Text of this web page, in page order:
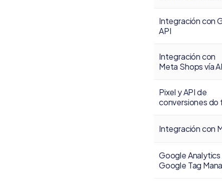
Integración con
API
Integración con
Meta Shops vía
Pixel y API de
conversiones
Integración con
Google Analytics
Google Tag